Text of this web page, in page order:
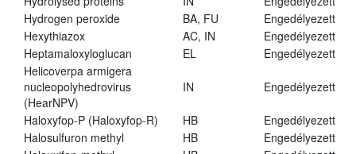
Hydrogen peroxide
BA, FU
Engedélyezett
Hexythiazox
AC, IN
Engedélyezett
Heptamaloxyloglucan
EL
Engedélyezett
Helicoverpa armigera
nucleopolyhedrovirus
(HearNPV)
IN Engedélyezett
Haloxyfop-P (Haloxyfop-R) HB
Engedélyezett
Halosulfuron methyl
HB
Engedélyezett